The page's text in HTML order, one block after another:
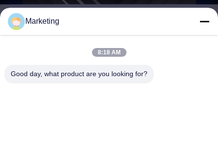
marketing@hwashi.com
Marketing
8:18 AM
Good day, what product are you looking for?